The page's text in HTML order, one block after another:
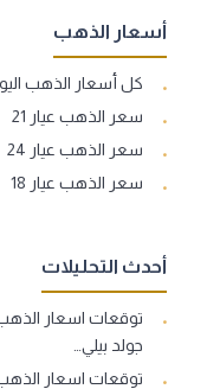
أسعار الذهب
كل أسعار الذهب
سعر الذهب عيار 21
سعر الذهب عيار 24
سعر الذهب عيار 18
أحدث التحليلات
توقعات اسعار
جولد بيلي…
توقعات اسعار